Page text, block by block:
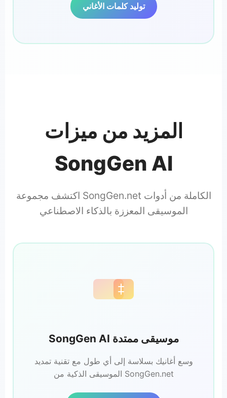
توليد كلمات الأغاني
المزيد من ميزات
SongGen AI
اكتشف مجموعة SongGen.net الكاملة من أدوات
الموسيقى المعززة بالذكاء الاصطناعي
SongGen AI موسيقى ممتدة
وسع أغانيك بسلاسة إلى أي طول مع تقنية تمديد
الموسيقى الذكية من SongGen.net